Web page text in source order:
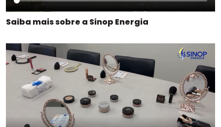
Saiba mais sobre a Sinop Energia